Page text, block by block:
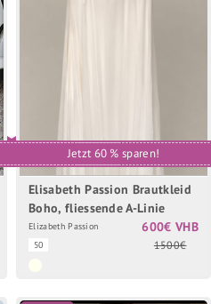
Jetzt 60 % sparen!
Elisabeth Passion Brautkleid
Boho, fliessende A-Linie
Elizabeth Passion
50
600€ VHB
1500€